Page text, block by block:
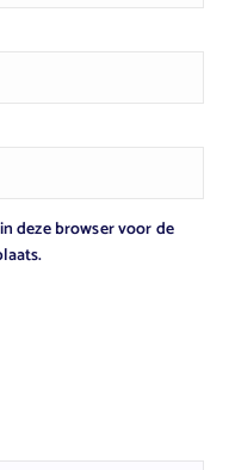
deze browser voor de